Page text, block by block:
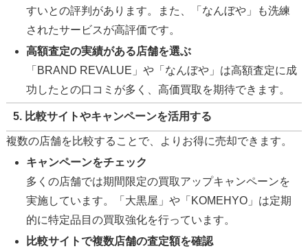
すいとの評判があります。また、「なんぼや」も洗練
されたサービスが高評価です。
高額査定の実績がある店舗を選ぶ
「BRAND REVALUE」や「なんぼや」は高額査定に成
功したとの口コミが多く、高価買取を期待できます。
5. 比較サイトやキャンペーンを活用する
複数の店舗を比較することで、よりお得に売却できます。
キャンペーンをチェック
多くの店舗では期間限定の買取アップキャンペーンを
実施しています。「大黒屋」や「KOMEHYO」は定期
的に特定品目の買取強化を行っています。
比較サイトで複数店舗の査定額を確認